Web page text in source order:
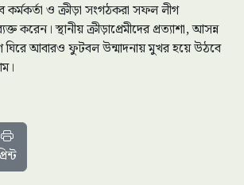
কর্মকর্তা ও ক্রীড়া সংগঠকরা সফল লীগ
স্থানীয় ক্রীড়াপ্রেমীদের প্রত্যাশা, আসন্ন
ঘিরে আবারও ফুটবল উন্মাদনায় মুখর হয়ে উঠবে